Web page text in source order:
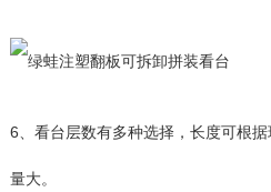
6、看台层数有多种选择，长度可根
量大。